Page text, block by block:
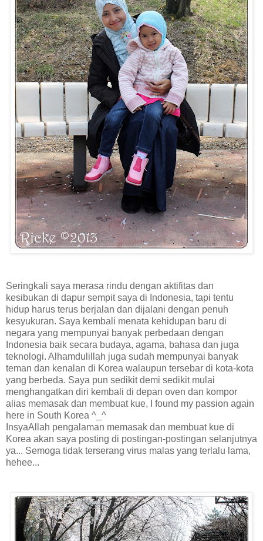
Seringkali saya merasa rindu dengan aktifitas dan
kesibukan di dapur sempit saya di Indonesia, tapi tentu
hidup harus terus berjalan dan dijalani dengan penuh
kesyukuran. Saya kembali menata kehidupan baru di
negara yang mempunyai banyak perbedaan dengan
Indonesia baik secara budaya, agama, bahasa dan juga
teknologi. Alhamdulillah juga sudah mempunyai banyak
teman dan kenalan di Korea walaupun tersebar di kota-kota
yang berbeda. Saya pun sedikit demi sedikit mulai
menghangatkan diri kembali di depan oven dan kompor
alias memasak dan membuat kue, I found my passion again
here in South Korea ^_^
InsyaAllah pengalaman memasak dan membuat kue di
Korea akan saya posting di postingan-postingan selanjutnya
ya... Semoga tidak terserang virus malas yang terlalu lama,
hehee...